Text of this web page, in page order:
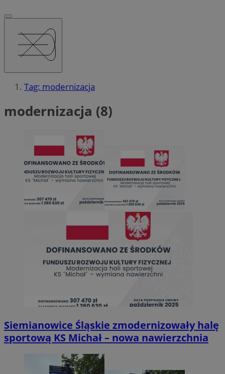
Tag: modernizacja
modernizacja (8)
Siemianowice Śląskie zmodernizowały halę
sportową KS Michał – nowa nawierzchnia